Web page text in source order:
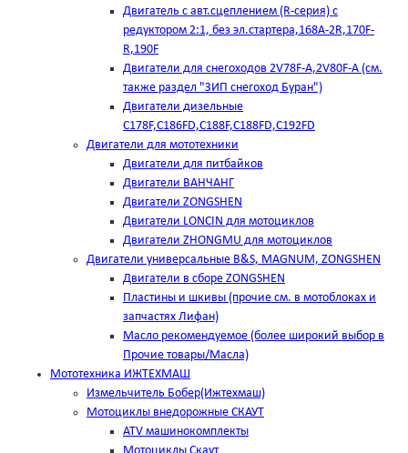
Двигатель с авт.сцеплением (R-серия) с
редуктором 2:1, без эл.стартера,168А-2R,170F-
R,190F
Двигатели для снегоходов 2V78F-A,2V80F-A (см.
также раздел "ЗИП снегоход Буран")
Двигатели дизельные
C178F,С186FD,C188F,C188FD,C192FD
Двигатели для мототехники
Двигатели для питбайков
Двигатели ВАНЧАНГ
Двигатели ZONGSHEN
Двигатели LONCIN для мотоциклов
Двигатели ZHONGMU для мотоциклов
Двигатели универсальные B&S, MAGNUM, ZONGSHEN
Двигатели в сборе ZONGSHEN
Пластины и шкивы (прочие см. в мотоблоках и
запчастях Лифан)
Масло рекомендуемое (более широкий выбор в
Прочие товары/Масла)
Мототехника ИЖТЕХМАШ
Измельчитель Бобер(Ижтехмаш)
Мотоциклы внедорожные СКАУТ
ATV машинокомплекты